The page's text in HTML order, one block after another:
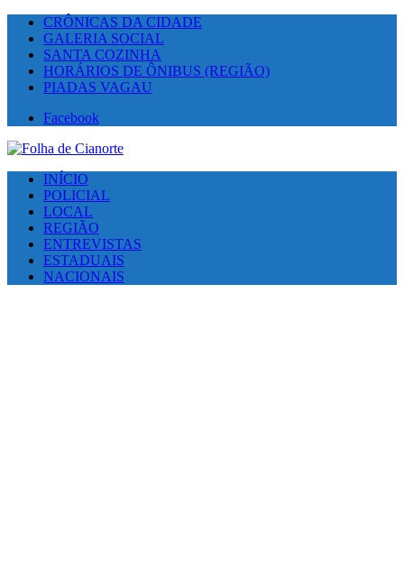
CRÔNICAS DA CIDADE
GALERIA SOCIAL
SANTA COZINHA
HORÁRIOS DE ÔNIBUS (REGIÃO)
PIADAS VAGAU
Facebook
INÍCIO
POLICIAL
LOCAL
REGIÃO
ENTREVISTAS
ESTADUAIS
NACIONAIS